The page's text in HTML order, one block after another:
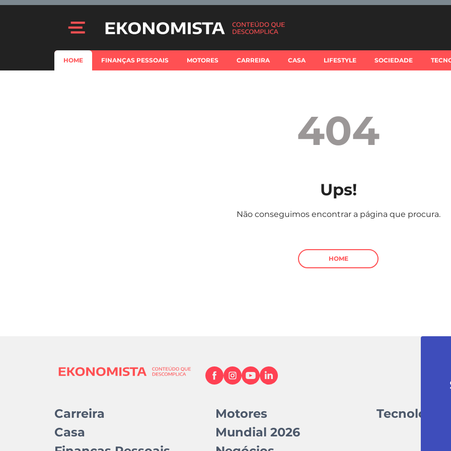
HOME FINANÇAS PESSOAIS MOTORES CARREIRA CASA LIFESTYLE SOCIEDADE
404
Ups!
Não conseguimos encontrar a página que procura.
HOME
Carreira
Casa
Motores
Mundial 2026
Tecnologia